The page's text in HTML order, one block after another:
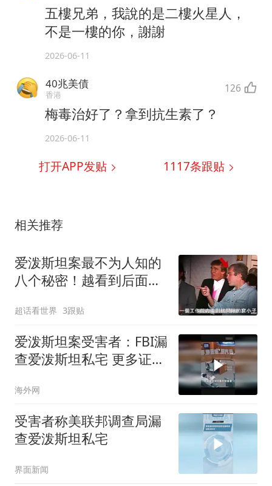
五樓兄弟，我說的是二樓火星人，
不是一樓的你，謝謝
2026-06-11
40兆美債
香港 126
梅毒治好了？拿到抗生素了？
2026-06-11
打开APP发贴 1117条跟贴
相关推荐
爱泼斯坦案最不为人知的
八个秘密！越看到后面越
超话看世界 3跟贴
爱泼斯坦案受害者：FBI漏
查爱泼斯坦私宅 更多证据
海外网
受害者称美联邦调查局漏
查爱泼斯坦私宅
界面新闻